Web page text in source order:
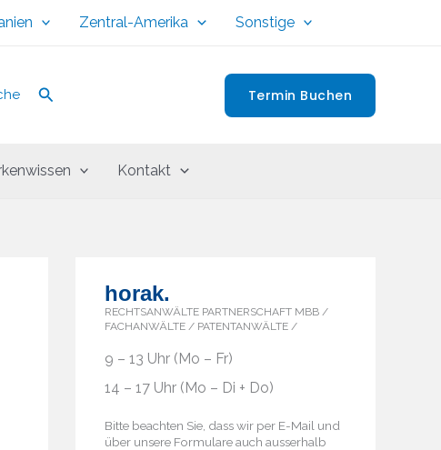
Zentral-Amerika Sonstige
Suchen Termin Buchen
Kontakt
horak.
RECHTSANWÄLTE PARTNERSCHAFT MBB /
FACHANWÄLTE / PATENTANWÄLTE /
9 – 13 Uhr (Mo – Fr)
14 – 17 Uhr (Mo – Di + Do)
Bitte beachten Sie, dass wir per E-Mail und
über unsere Formulare auch ausserhalb